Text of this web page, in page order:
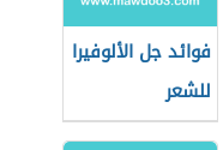
فوائد جل الألوفيرا
للشعر